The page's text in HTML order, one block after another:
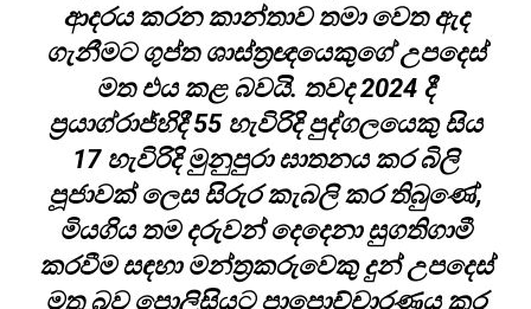
ආදරය කරන කාන්තාව තමා වෙත ඇද
ගැනීමට ගුප්ත ශාස්ත්‍රඥයෙකුගේ උපදෙස්
මත එය කළ බවයි. තවද 2024 දී
ප්‍රයාග්රාජ්හිදී 55 හැවිරිදි පුද්ගලයෙකු සිය
17 හැවිරිදි මුනුපුරා ඝාතනය කර බිලි
පූජාවක් ලෙස සිරුර කැබලි කර තිබුණේ,
මියගිය තම දරුවන් දෙදෙනා සුගතිගාමී
කරවීම සඳහා මන්ත්‍රකරුවෙකු දුන් උපදෙස්
මත බව පොලිසියට පාපොච්චාරණය කර